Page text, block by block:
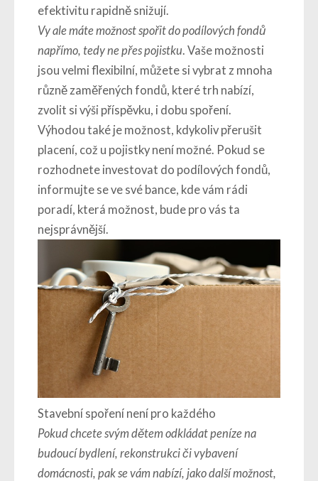
efektivitu rapidně snižují.
Vy ale máte možnost spořit do podílových fondů
napřímo, tedy ne přes pojistku. Vaše možnosti
jsou velmi flexibilní, můžete si vybrat z mnoha
různě zaměřených fondů, které trh nabízí,
zvolit si výši příspěvku, i dobu spoření.
Výhodou také je možnost, kdykoliv přerušit
placení, což u pojistky není možné. Pokud se
rozhodnete investovat do podílových fondů,
informujte se ve své bance, kde vám rádi
poradí, která možnost, bude pro vás ta
nejsprávnější.
Stavební spoření není pro každého
Pokud chcete svým dětem odkládat peníze na
budoucí bydlení, rekonstrukci či vybavení
domácnosti, pak se vám nabízí, jako další možnost,